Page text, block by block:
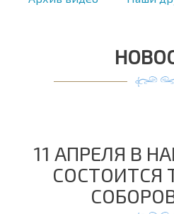
11 АПРЕЛЯ В
СОСТОИТСЯ